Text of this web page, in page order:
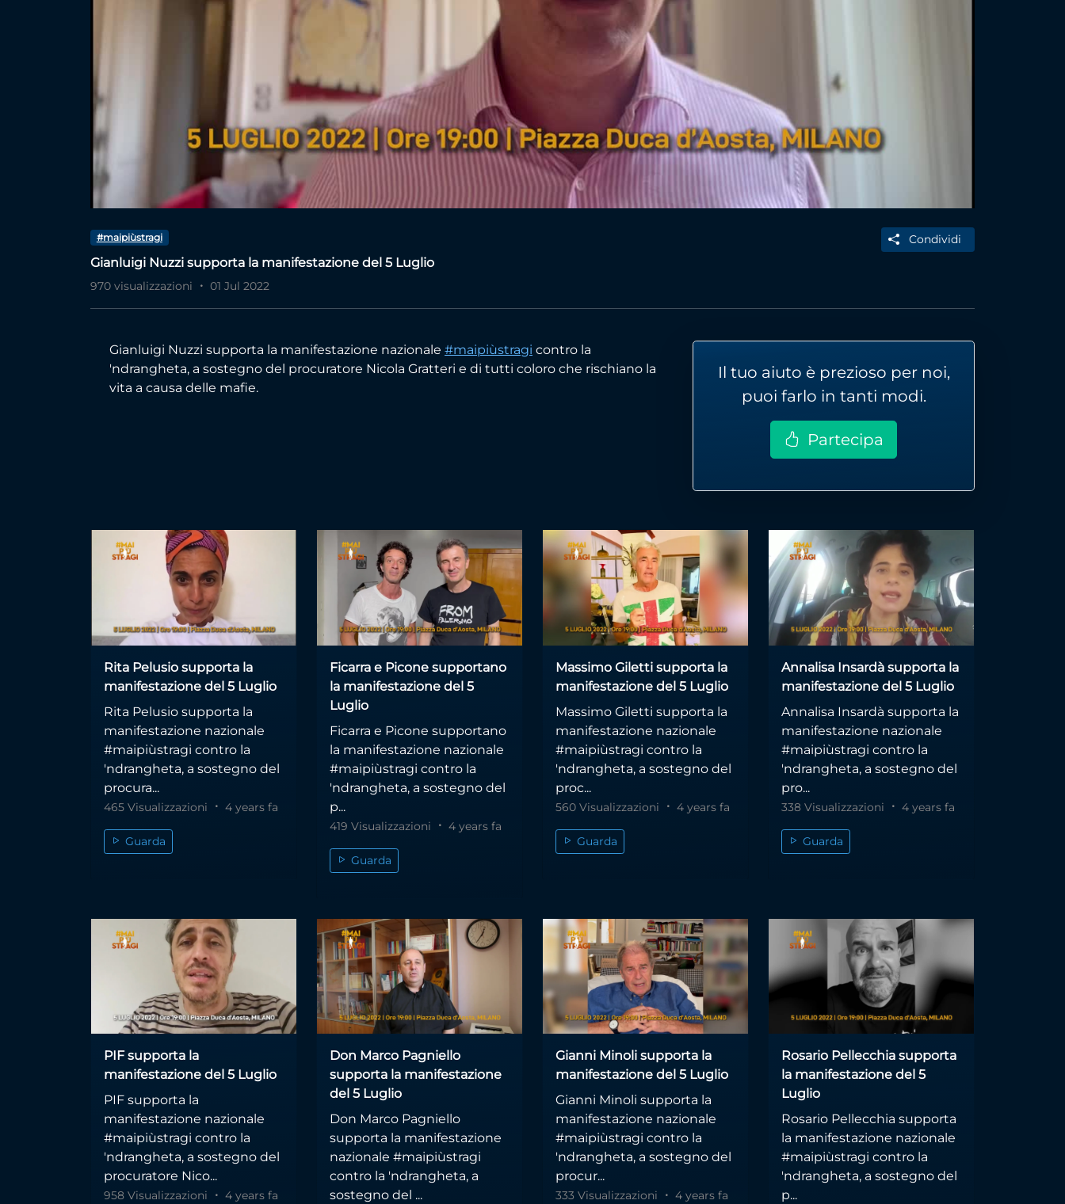
Video
#maipiùstragi Condividi
Gianluigi Nuzzi supporta la manifestazione del 5 Luglio
970 visualizzazioni 01 Jul 2022
Gianluigi Nuzzi supporta la manifestazione nazionale #maipiùstragi contro la
'ndrangheta, a sostegno del procuratore Nicola Gratteri e di tutti coloro che rischiano la
vita a causa delle mafie.
Il tuo aiuto è prezioso per noi,
puoi farlo in tanti modi.
Partecipa
Rita Pelusio supporta la
manifestazione del 5 Luglio
Rita Pelusio supporta la
manifestazione nazionale
#maipiùstragi contro la
'ndrangheta, a sostegno del
procura...
465 Visualizzazioni 4 years fa
Guarda
Ficarra e Picone supportano
la manifestazione del 5
Luglio
Ficarra e Picone supportano
la manifestazione nazionale
#maipiùstragi contro la
'ndrangheta, a sostegno del
p...
419 Visualizzazioni 4 years fa
Guarda
Massimo Giletti supporta la
manifestazione del 5 Luglio
Massimo Giletti supporta la
manifestazione nazionale
#maipiùstragi contro la
'ndrangheta, a sostegno del
proc...
560 Visualizzazioni 4 years fa
Guarda
Annalisa Insardà supporta la
manifestazione del 5 Luglio
Annalisa Insardà supporta la
manifestazione nazionale
#maipiùstragi contro la
'ndrangheta, a sostegno del
pro...
338 Visualizzazioni 4 years fa
Guarda
PIF supporta la
manifestazione del 5 Luglio
PIF supporta la
manifestazione nazionale
#maipiùstragi contro la
'ndrangheta, a sostegno del
procuratore Nico...
958 Visualizzazioni 4 years fa
Don Marco Pagniello
supporta la manifestazione
del 5 Luglio
Don Marco Pagniello
supporta la manifestazione
nazionale #maipiùstragi
contro la 'ndrangheta, a
sostegno del ...
Gianni Minoli supporta la
manifestazione del 5 Luglio
Gianni Minoli supporta la
manifestazione nazionale
#maipiùstragi contro la
'ndrangheta, a sostegno del
procur...
333 Visualizzazioni 4 years fa
Rosario Pellecchia supporta
la manifestazione del 5
Luglio
Rosario Pellecchia supporta
la manifestazione nazionale
#maipiùstragi contro la
'ndrangheta, a sostegno del
p...